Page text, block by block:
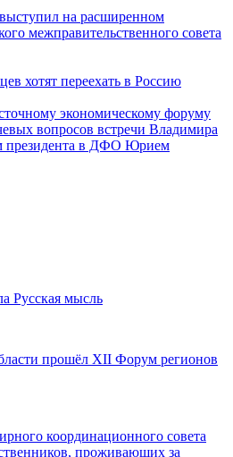
на расширенном
межправительственного совета
хотят переехать в Россию
экономическому форуму
вопросов встречи Владимира
президента в ДФО Юрием
Русская мысль
прошёл XII Форум регионов
координационного совета
проживающих за